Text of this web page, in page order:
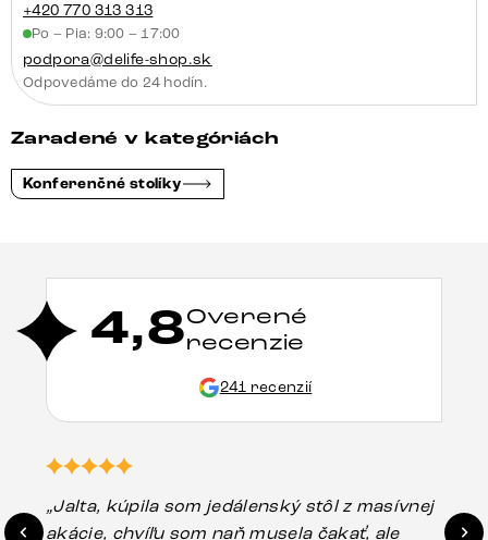
+420 770 313 313
Po – Pia: 9:00 – 17:00
podpora@delife-shop.sk
Odpovedáme do 24 hodín.
Zaradené v kategóriách
Konferenčné stolíky
4,8Overené
recenzie
241 recenzií
„Jalta, kúpila som jedálenský stôl z masívnej
akácie, chvíľu som naň musela čakať, ale